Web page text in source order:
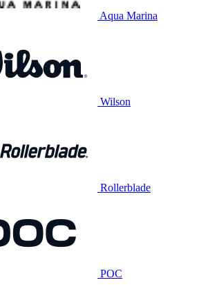
Aqua Marina
Wilson
Rollerblade
POC